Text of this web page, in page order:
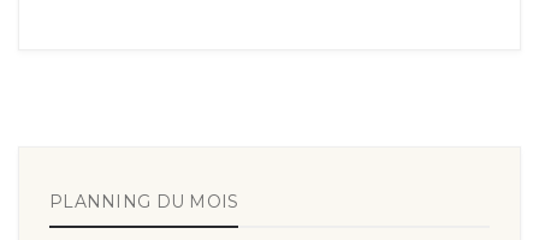
PLANNING DU MOIS